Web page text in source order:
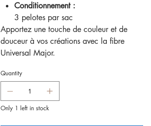
Conditionnement :
3 pelotes par sac
Apportez une touche de couleur et de
douceur à vos créations avec la fibre
Universal Major.
Quantity
Only 1 left in stock